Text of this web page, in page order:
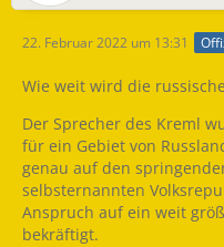
22. Februar 2022 um 13:31
Wie weit wird die
Der Sprecher des Kreml
für ein Gebiet von
genau auf den
selbsternannten
Anspruch auf ein weit
bekräftigt.